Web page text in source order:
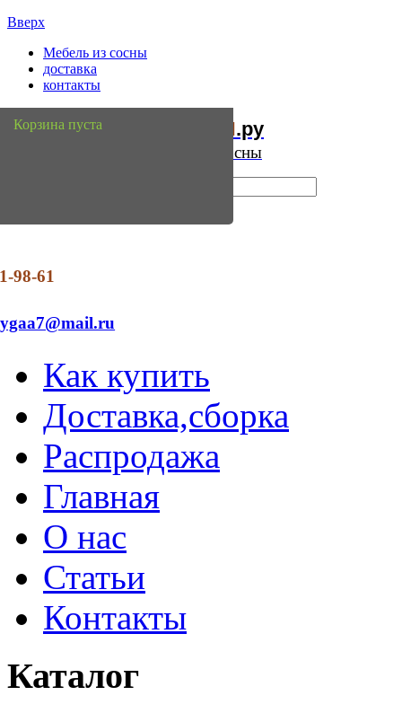
Вверх
Мебель из сосны
доставка
контакты
Мебель Сосны.ру
Интернет магазин мебели из сосны
98-61
Как купить
Доставка,сборка
Распродажа
Главная
О нас
Статьи
Контакты
Корзина пуста
Каталог